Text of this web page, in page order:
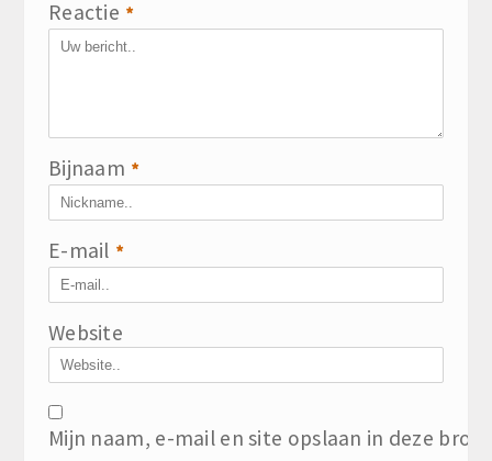
Reactie *
Bijnaam *
E-mail *
Website
Mijn naam, e-mail en site opslaan in deze